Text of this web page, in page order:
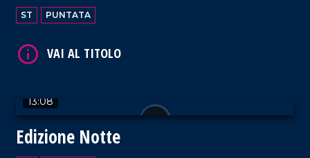
ST PUNTATA
13:08
Edizione Notte
VAI AL TITOLO
VAI AL TITOLO